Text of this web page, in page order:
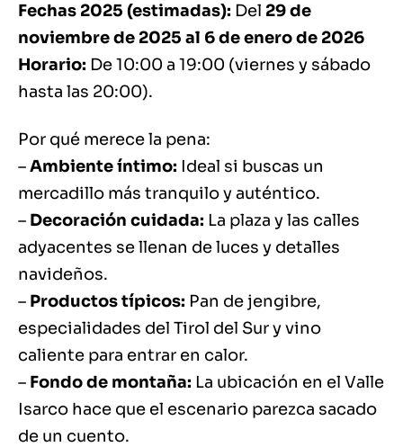
Fechas 2025 (estimadas): Del 29 de
noviembre de 2025 al 6 de enero de 2026
Horario: De 10:00 a 19:00 (viernes y sábado
hasta las 20:00).
Por qué merece la pena:
–Ambiente íntimo: Ideal si buscas un
mercadillo más tranquilo y auténtico.
– Decoración cuidada: La plaza y las calles
adyacentes se llenan de luces y detalles
navideños.
– Productos típicos: Pan de jengibre,
especialidades del Tirol del Sur y vino
caliente para entrar en calor.
– Fondo de montaña: La ubicación en el Valle
Isarco hace que el escenario parezca sacado
de un cuento.